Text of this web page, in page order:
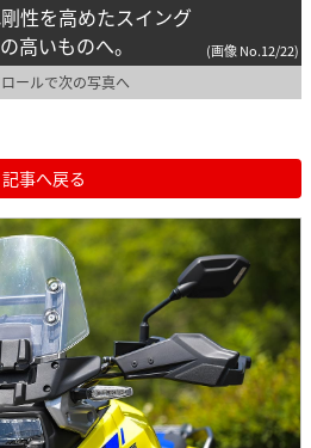
性を高めたスイング
高いものへ。
(画像 No.12/22)
ールで次の写真へ
記事へ戻る